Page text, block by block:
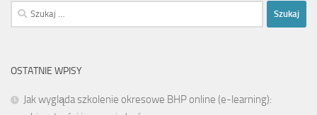
Szukaj:
OSTATNIE WPISY
Jak wygląda szkolenie okresowe BHP online (e-learning):